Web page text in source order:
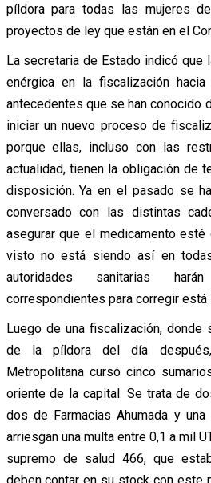
píldora para todas las mujeres
proyectos de ley que están en el
La secretaria de Estado indicó que
enérgica en la fiscalización
antecedentes que se han conocido
iniciar un nuevo proceso de
porque ellas, incluso con las
actualidad, tienen la obligación de
disposición. Ya en el pasado se
conversado con las distintas
asegurar que el medicamento
visto no está siendo así en
autoridades sanitarias
correspondientes para corregir está
Luego de una fiscalización, donde
de la píldora del día
Metropolitana cursó cinco
oriente de la capital. Se trata de
dos de Farmacias Ahumada y
arriesgan una multa entre 0,1 a mil
supremo de salud 466, que
deben contar en su stock con este